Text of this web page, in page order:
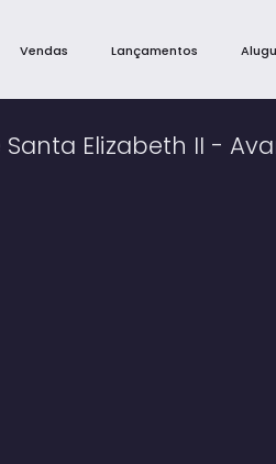
Lançamentos
Vendas
Elizabeth II -